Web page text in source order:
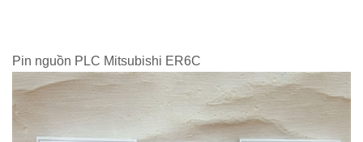
Pin nguồn PLC Mitsubishi ER6C